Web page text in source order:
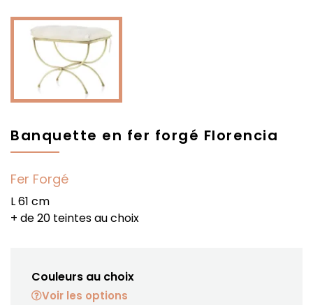
Banquette en fer forgé Florencia
Fer Forgé
L 61 cm
+ de 20 teintes au choix
Couleurs au choix
Voir les options